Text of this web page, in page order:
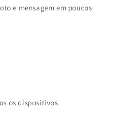
e mensagem em poucos
os dispositivos